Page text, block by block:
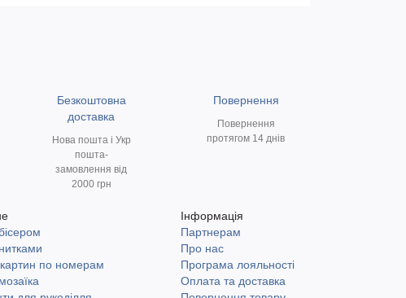
Безкоштовна
доставка
Нова пошта і Укр
пошта-
замовлення від
2000 грн
Повернення
Повернення
протягом 14 днів
по номерам
Інформація
Партнерам
Про нас
Програма лояльності
Оплата та доставка